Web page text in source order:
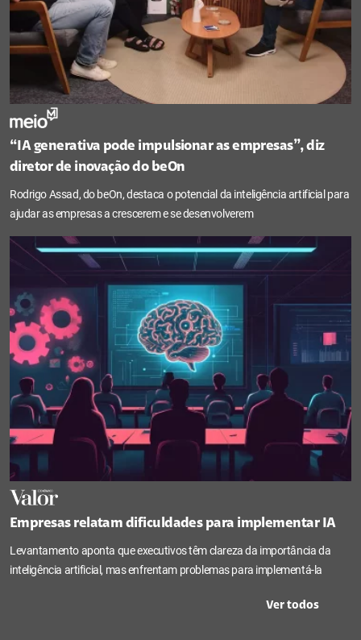
“IA generativa pode impulsionar as empresas”, diz
diretor de inovação do beOn
Rodrigo Assad, do beOn, destaca o potencial da inteligência artificial para
ajudar as empresas a crescerem e se desenvolverem
Empresas relatam dificuldades para implementar IA
Levantamento aponta que executivos têm clareza da importância da
inteligência artificial, mas enfrentam problemas para implementá-la
Ver todos